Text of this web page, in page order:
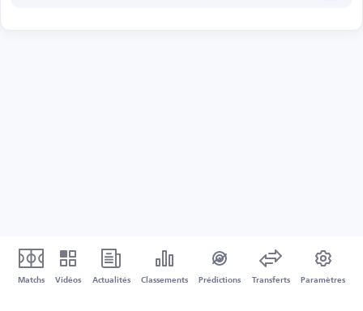
Matchs Vidéos Actualités Classements Prédictions Transferts Paramètres